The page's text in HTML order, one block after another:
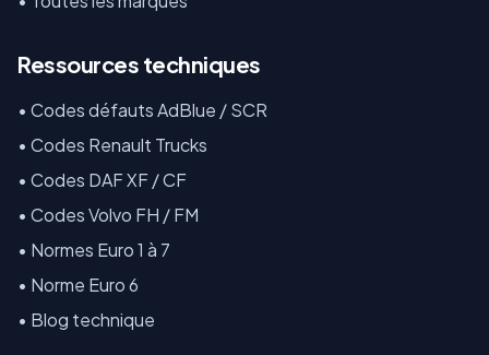
Ressources techniques
• Codes défauts AdBlue / SCR
• Codes Renault Trucks
• Codes DAF XF / CF
• Codes Volvo FH / FM
• Normes Euro 1 à 7
• Norme Euro 6
• Blog technique